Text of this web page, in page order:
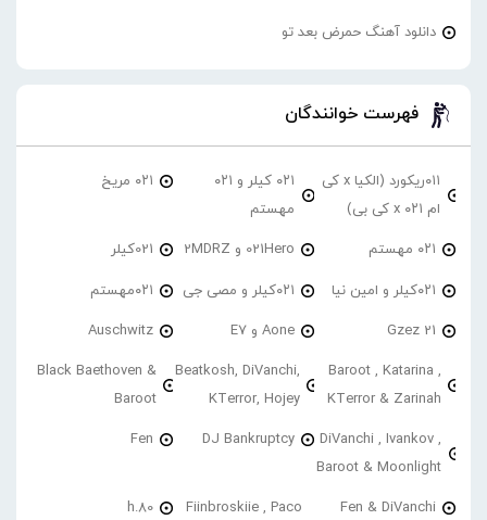
دانلود آهنگ حمرض بعد تو
فهرست خوانندگان
۰۱۱ریکورد (الکیا x کی
ام ۰۲۱ x کی بی)
۰۲۱ کیلر و ۰۲۱
مهستم
۰۲۱ مریخ
۰۲۱ مهستم 021Hero و 2MDRZ 021کیلر
۰۲۱کیلر و امین نیا ۰۲۱کیلر و مصی جی ۰۲۱مهستم
21 Gzez Aone و E7 Auschwitz
Baroot , Katarina ,
KTerror & Zarinah
Beatkosh, DiVanchi,
KTerror, Hojey
Black Baethoven &
Baroot
DiVanchi , Ivankov ,
Baroot & Moonlight
DJ Bankruptcy
Fen
Fen & DiVanchi
Fiinbroskiie , Paco
h.80